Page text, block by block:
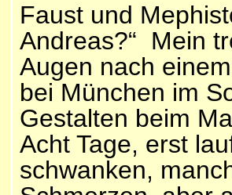
Faust und
Andreas?“ Mein
Augen nach
bei München im
Gestalten beim
Acht Tage, erst
schwanken,